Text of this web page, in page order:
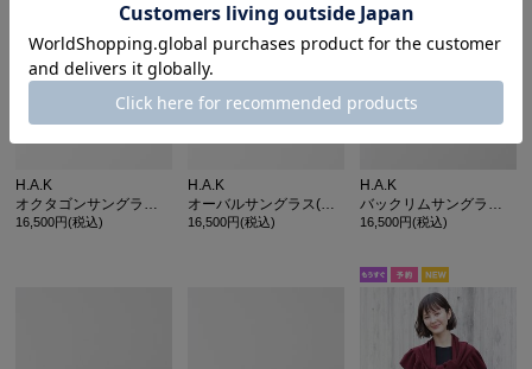
H.A.K
オクタゴンサングラス(UVカット)
16,500円(税込)
H.A.K
オーバルサングラス(UVカット)
16,500円(税込)
H.A.K
バックリムサングラス(UVカット)
16,500円(税込)